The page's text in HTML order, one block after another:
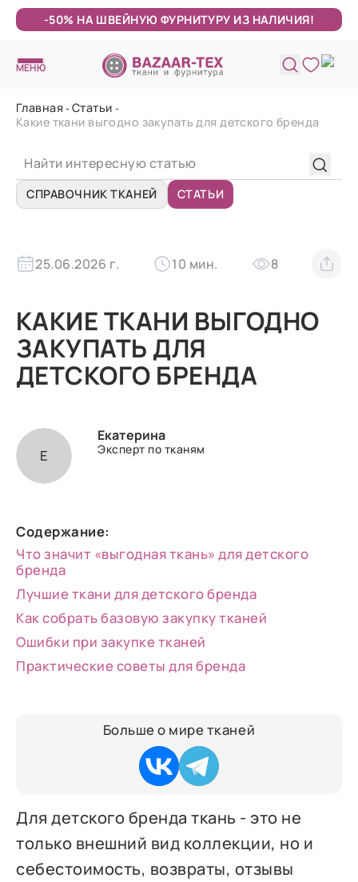
-50% НА ШВЕЙНУЮ ФУРНИТУРУ ИЗ НАЛИЧИЯ!
МЕНЮ
Главная
Статьи
Какие ткани выгодно закупать для детского бренда
СПРАВОЧНИК ТКАНЕЙ СТАТЬИ
25.06.2026 г. 10 мин. 8
КАКИЕ ТКАНИ ВЫГОДНО
ЗАКУПАТЬ ДЛЯ
ДЕТСКОГО БРЕНДА
Для детского бренда ткань - это не
только внешний вид коллекции, но и
себестоимость, возвраты, отзывы
Е
Екатерина
Эксперт по тканям
Содержание:
Что значит «выгодная ткань» для детского
бренда
Лучшие ткани для детского бренда
Как собрать базовую закупку тканей
Ошибки при закупке тканей
Практические советы для бренда
Больше о мире тканей